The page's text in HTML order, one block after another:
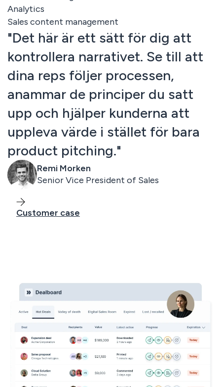
Analytics
Sales content management
"Det här är ett sätt för dig att
kontrollera narrativet. Se till att
dina reps följer processen,
anammar de principer du satt
upp och hjälper kunderna att
uppleva värde i stället för bara
product pitching."
Remi Morken
Senior Vice President of Sales
Customer case